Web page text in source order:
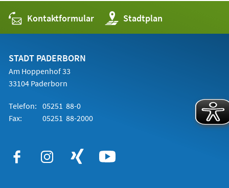
Kontaktformular Stadtplan
(Öffnet
in
einem
STADT PADERBORN
Am Hoppenhof 33
33104 Paderborn
Telefon: 05251 88-0
Fax:
05251 88-2000